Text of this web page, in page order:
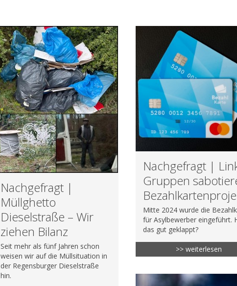
Nachgefragt |
Müllghetto
Dieselstraße – Wir
ziehen Bilanz
Seit mehr als fünf Jahren schon
weisen wir auf die Müllsituation in
der Regensburger Dieselstraße
hin.
Nachgefragt |
Gruppen
Mitte 2024 wurde die
für Asylbewerber eingeführt.
das gut geklappt?
>> weiterlesen